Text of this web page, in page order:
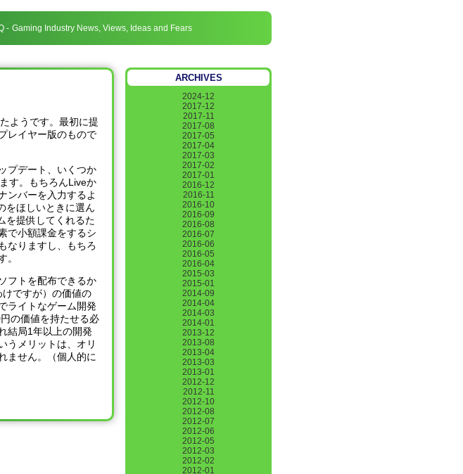
Gaming Industry News, Views, Ideas and Fears
ようです。最初に提
レイヤー版のもので
プデート、いくつか
す。もちろんLiveか
ンバーを入力するよ
をほしいときに選ん
を提供してくれるた
で小額課金をするシ
なりますし、もちろ
。
フトを配布できるか
ですが）の価値の
ライトなゲーム開発
の価値を持たせる必
結局1年以上の開発
うメリットは、オリ
ません。（個人的に
ARCHIVES
2024-12
2017-12
2017-11
2017-08
2017-05
2017-04
2017-03
2017-02
2017-01
2016-12
2016-11
2016-10
2016-09
2016-08
2016-07
2016-06
2016-05
2016-04
2015-03
2015-01
2014-09
2014-04
2014-03
2014-01
2013-12
2013-08
2013-04
2013-03
2013-01
2012-12
2012-11
2012-10
2012-08
2012-07
2012-06
2012-05
2012-03
2012-02
2012-01